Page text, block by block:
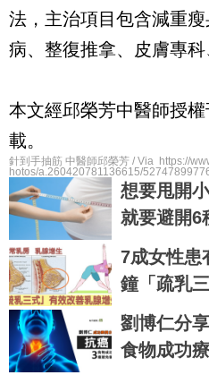
法，主治項目包含減重
病、整復推拿、皮膚專
本文經邱榮芳中醫師授
載。
針到手抽筋 中醫師邱榮芳 / Via https://
hotos/a.260420781136615/
想要甩開
就要避開6
7成女性患
鐘「疏乳
腺暢通不
劉博仁分
食物成功